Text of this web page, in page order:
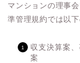
マンションの理事
準管理規約では以
収支決算案
案